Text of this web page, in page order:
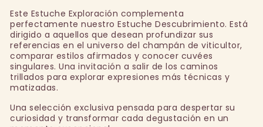
Este Estuche Exploración complementa
perfectamente nuestro Estuche Descubrimiento. Está
dirigido a aquellos que desean profundizar sus
referencias en el universo del champán de viticultor,
comparar estilos afirmados y conocer cuvées
singulares. Una invitación a salir de los caminos
trillados para explorar expresiones más técnicas y
matizadas.
Una selección exclusiva pensada para despertar su
curiosidad y transformar cada degustación en un